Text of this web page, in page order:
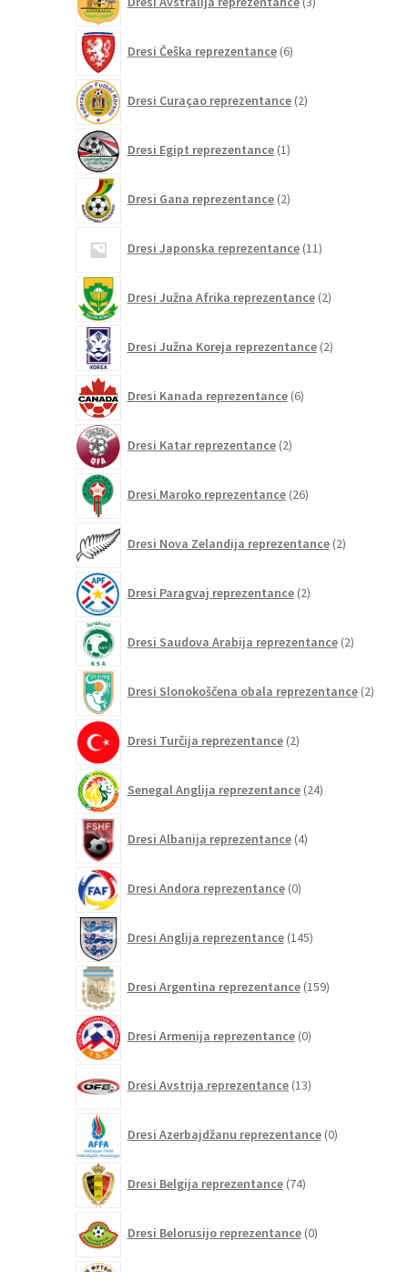
izdelki
Dresi Češka reprezentance 6izdelkov
Dresi Curaçao reprezentance 2izdelka
Dresi Egipt reprezentance 1izdelek
Dresi Gana reprezentance 2izdelka
Dresi Japonska reprezentance 11izdelkov
Dresi Južna Afrika reprezentance 2izdelka
Dresi Južna Koreja reprezentance 2izdelka
Dresi Kanada reprezentance 6izdelkov
Dresi Katar reprezentance 2izdelka
Dresi Maroko reprezentance 26izdelkov
Dresi Nova Zelandija reprezentance 2izdelka
Dresi Paragvaj reprezentance 2izdelka
Dresi Saudova Arabija reprezentance 2izdelka
Dresi Slonokoščena obala reprezentance 2izdelka
Dresi Turčija reprezentance 2izdelka
Senegal Anglija reprezentance 24izdelkov
Dresi Albanija reprezentance 4izdelki
Dresi Andora reprezentance 0izdelkov
Dresi Anglija reprezentance 145izdelkov
Dresi Argentina reprezentance 159izdelkov
Dresi Armenija reprezentance 0izdelkov
Dresi Avstrija reprezentance 13izdelkov
Dresi Azerbajdžanu reprezentance 0izdelkov
Dresi Belgija reprezentance 74izdelkov
Dresi Belorusijo reprezentance 0izdelkov